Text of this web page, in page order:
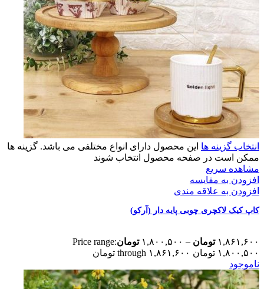
انتخاب گزینه ها این محصول دارای انواع مختلفی می باشد. گزینه ها
ممکن است در صفحه محصول انتخاب شوند
مشاهده سریع
افزودن به مقایسه
افزودن به علاقه مندی
کاپ کیک لاکچری چوبی پایه دار (آرکو)
۱,۸۶۱,۶۰۰ تومان – ۱,۸۰۰,۵۰۰ تومانPrice range:
۱,۸۰۰,۵۰۰ تومان through ۱,۸۶۱,۶۰۰ تومان
ناموجود